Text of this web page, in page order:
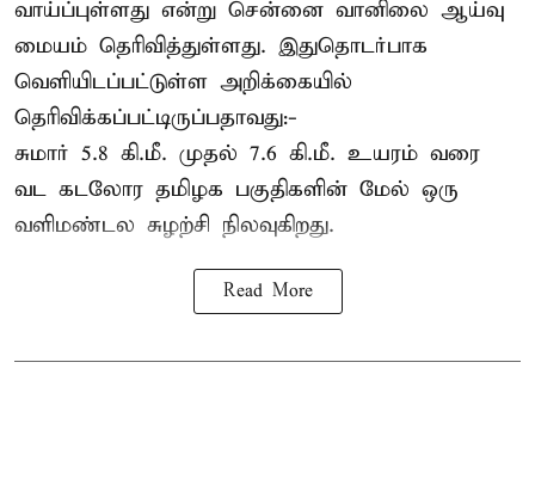
வாய்ப்புள்ளது என்று சென்னை வானிலை ஆய்வு
மையம் தெரிவித்துள்ளது. இதுதொடர்பாக
வெளியிடப்பட்டுள்ள அறிக்கையில்
தெரிவிக்கப்பட்டிருப்பதாவது:-
சுமார் 5.8 கி.மீ. முதல் 7.6 கி.மீ. உயரம் வரை
வட கடலோர தமிழக பகுதிகளின் மேல் ஒரு
வளிமண்டல சுழற்சி நிலவுகிறது.
Read More